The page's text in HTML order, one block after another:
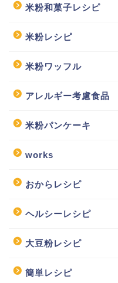
米粉和菓子レシピ
米粉レシピ
米粉ワッフル
アレルギー考慮食品
米粉パンケーキ
works
おからレシピ
ヘルシーレシピ
大豆粉レシピ
簡単レシピ